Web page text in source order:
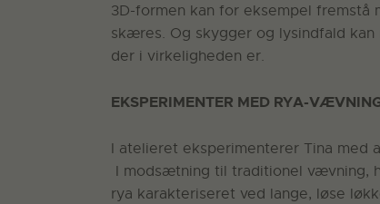
3D-formen kan for eksempel
skæres. Og skygger og lysindfald
der i virkeligheden er.
EKSPERIMENTER MED RYA-
I atelieret eksperimenterer Tina
I modsætning til traditionel vævning,
rya karakteriseret ved lange, løse